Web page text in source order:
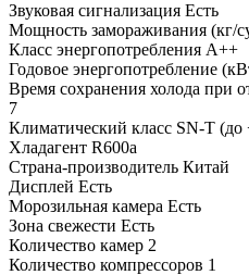
Звуковая сигнализация Есть
Мощность замораживания (кг/
Класс энергопотребления А++
Годовое энергопотребление
Время сохранения холода при
7
Климатический класс SN-T (до
Хладагент R600a
Страна-производитель Китай
Дисплей Есть
Морозильная камера Есть
Зона свежести Есть
Количество камер 2
Количество компрессоров 1